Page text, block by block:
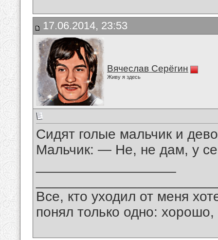
17.06.2014, 23:53
Вячеслав Серёгин
Живу я здесь
Сидят голые мальчик и
Мальчик: — Не, не дам, у
Все, кто уходил от меня
понял только одно: